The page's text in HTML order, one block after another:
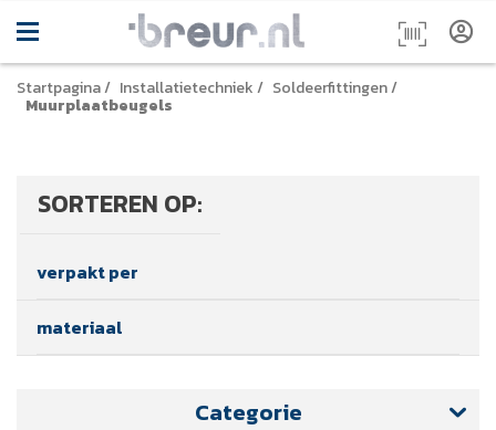
Startpagina/ Installatietechniek/ Soldeerfittingen/
Muurplaatbeugels
SORTEREN OP:
verpakt per
materiaal
Categorie